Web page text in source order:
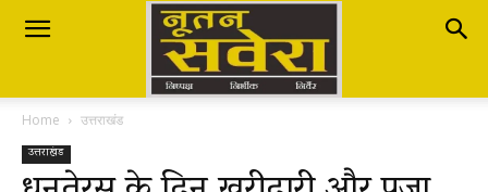
Nutan
Savera
Home उत्तराखंड
उत्तराखंड